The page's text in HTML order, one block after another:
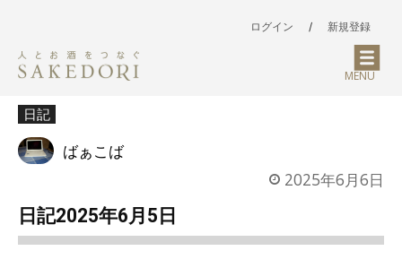
ログイン / 新規登録
MENU
日記
ばぁこば
2025年6月6日
日記2025年6月5日